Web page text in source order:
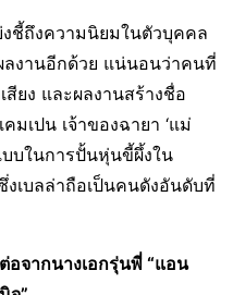
ชี้ถึงความนิยมในตัวบุคคล
ลงานอีกด้วย แน่นอนว่าคนที่
ยง และผลงานสร้างชื่อ
มเปน เจ้าของฉายา ‘แม่
บบในการปั้นหุ่นขี้ผึ้งใน
งเบลล่าถือเป็นคนดังอันดับที่
อจากนางเอกรุ่นพี่ “แอน